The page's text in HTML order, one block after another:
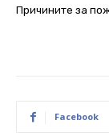
Причините за
Facebook